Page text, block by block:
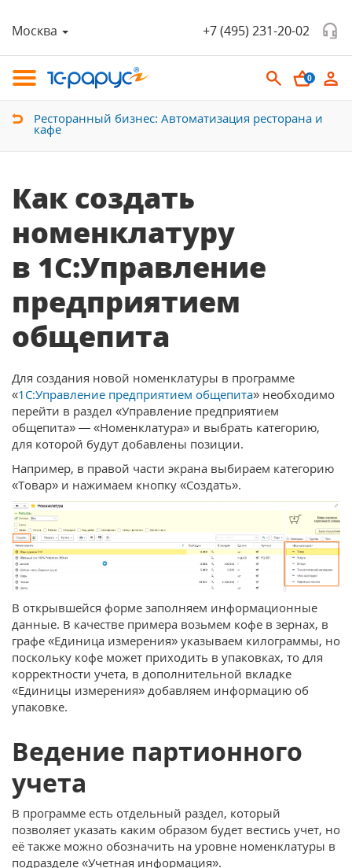
Москва +7 (495) 231-20-02
0
Ресторанный бизнес: Автоматизация ресторана и
кафе
Как создать
номенклатуру
в 1С:Управление
предприятием
общепита
Для создания новой номенклатуры в программе
«1С:Управление предприятием общепита» необходимо
перейти в раздел «Управление предприятием
общепита» — «Номенклатура» и выбрать категорию,
для которой будут добавлены позиции.
Например, в правой части экрана выбираем категорию
«Товар» и нажимаем кнопку «Создать».
В открывшейся форме заполняем информационные
данные. В качестве примера возьмем кофе в зернах, в
графе «Единица измерения» указываем килограммы, но
поскольку кофе может приходить в упаковках, то для
корректности учета, в дополнительной вкладке
«Единицы измерения» добавляем информацию об
упаковке.
Ведение партионного
учета
В программе есть отдельный раздел, который
позволяет указать каким образом будет вестись учет, но
её также можно обозначить на уровне номенклатуры в
подразделе «Учетная информация».